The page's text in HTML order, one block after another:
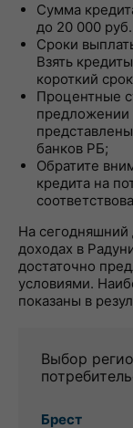
Сумма
до 20 000
Сроки
Взять
короткий
Процентные
предложении
банков РБ;
Обратите
кредита на
На сегодняшний
доходах в
достаточно
условиями.
показаны в
Выбор
Брест